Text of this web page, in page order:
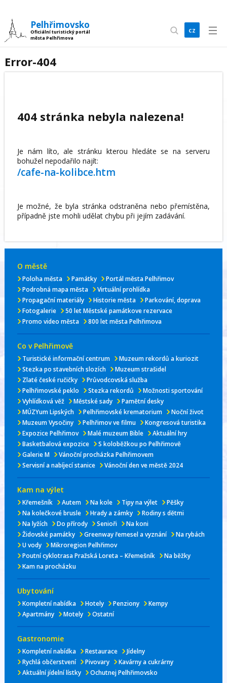
Pelhřimovsko
Oficiální turistický portál
města Pelhřimova
cz
en
Error-404
404 stránka nebyla nalezena!
Je nám líto, ale stránku kterou hledáte se na serveru
bohužel nepodařilo najít:
/cafe-na-kolibce.htm
Je možné, že byla stránka odstraněna nebo přemístěna,
případně jste mohli udělat chybu při jejím zadávání.
O městě
Poloha města Památky
Portál města Pelhřimov
Podrobná mapa města
Virtuální prohlídka
Propagační materiály
Historie města
Parkování, doprava
Fotogalerie
50 let Městské památkove rezervace
Promo video města
800 let města Pelhřimova
Co v Pelhřimově
Turistické informační centrum
Muzeum rekordů a kuriozit
Stezka po stavebních slozích
Muzeum strašidel
Zlaté české ručičky
Průvodcovská služba
Pelhřimovské peklo
Stezka rekordů
Možnosti sportování
Vyhlídková věž
Městské sady
Pamětní desky
MÚZYum Lipských
Pelhřimovské krematorium
Noční život
Muzeum Vysočiny
Pelhřimov ve filmu
Kongresová turistika
Expozice Pelhřimov
Malé muzeum Bible
Aktuální hry
Basketbalová expozice
S koloběžkou po Pelhřimově
Galerie M
Vánoční procházka Pelhřimovem
Servisní a nabíjecí stanice
Vánoční den ve městě 2024
Kam na výlet
Křemešník Autem Na kole Tipy na výlet
Pěšky
Na kolečkové brusle
Hrady a zámky
Rodiny s dětmi
Na lyžích
Do přírody Senioři
Na koni
Židovské památky
Greenway řemesel a vyznání
Na rybách
U vody
Mikroregion Pelhřimov
Poutní cyklotrasa Pražská Loreta – Křemešník
Na běžky
Kam na procházku
Ubytování
Kompletní nabídka Hotely Penziony
Kempy
Apartmány
Motely Ostatní
Gastronomie
Kompletní nabídka Restaurace
Jídelny
Rychlá občerstvení
Pivovary
Kavárny a cukrárny
Aktuální jídelní lístky
Ochutnej Pelhřimovsko